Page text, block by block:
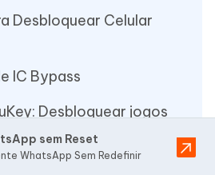
Desbloquear Celular
IC Bypass
Desbloquear jogos
sem Reset
WhatsApp Sem Redefinir